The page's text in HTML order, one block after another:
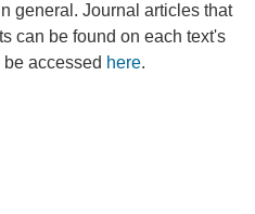
general. Journal articles that
can be found on each text's
accessed here.